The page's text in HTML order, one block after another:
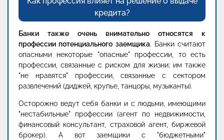
кредита?
Банки также очень внимательно относятся к
профессии потенциального заемщика. Банки считают
опасными некоторые "опасные" профессии, то есть
профессии, связанные с риском для жизни; им также
"не нравятся" профессии, связанные с сектором
развлечений (диджей, крупье, танцоры, музыканты).
Осторожно ведут себя банки и с людьми, имеющими
"нестабильные" профессии (агент по недвижимости,
финансовый консультант, страховой агент, биржевой
брокер). А вот заемщики с "бюджетными"